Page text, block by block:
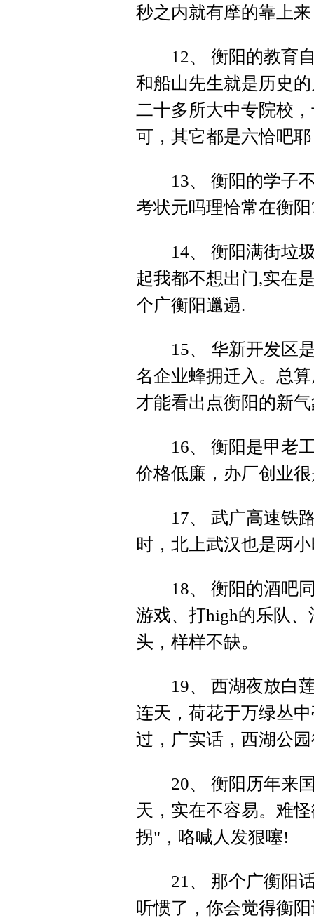
秒之内就有摩的靠上
12、 衡阳的教育自
和船山先生就是历史
二十多所大中专院校
可，其它都是六恰吧
13、 衡阳的学子不
考状元吗理恰常在衡阳
14、 衡阳满街垃圾
起我都不想出门,实在
个广衡阳邋遢.
15、 华新开发区是
名企业蜂拥迁入。总
才能看出点衡阳的新
16、 衡阳是甲老工
价格低廉，办厂创业
17、 武广高速铁路
时，北上武汉也是两
18、 衡阳的酒吧同
游戏、打high的乐队
头，样样不缺。
19、 西湖夜放白莲
连天，荷花于万绿丛
过，广实话，西湖公
20、 衡阳历年来国
天，实在不容易。难
拐"，咯喊人发狠噻!
21、 那个广衡阳话
听惯了，你会觉得衡